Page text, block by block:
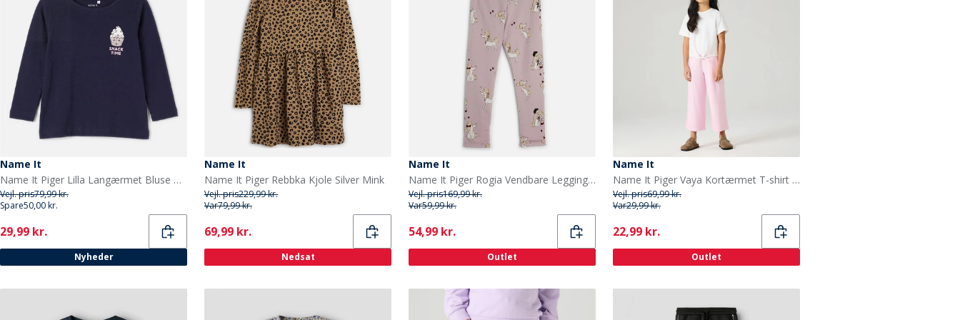
Name It
Name It Piger Lilla Langærmet Bluse Navy Blazer
Vejl. pris79,99 kr.
Spare50,00 kr.
Current
29,99 kr.
Nyheder
Name It
Name It Piger Rebbka Kjole Silver Mink
Vejl. pris229,99 kr.
Var79,99 kr.
Current
69,99 kr.
Nedsat
Name It
Name It Piger Rogia Vendbare Leggings Keepsake Lilac
Vejl. pris169,99 kr.
Var59,99 kr.
Current
54,99 kr.
Outlet
Name It
Name It Piger Vaya Kortærmet T-shirt Bright White
Vejl. pris69,99 kr.
Var29,99 kr.
Current
22,99 kr.
Outlet